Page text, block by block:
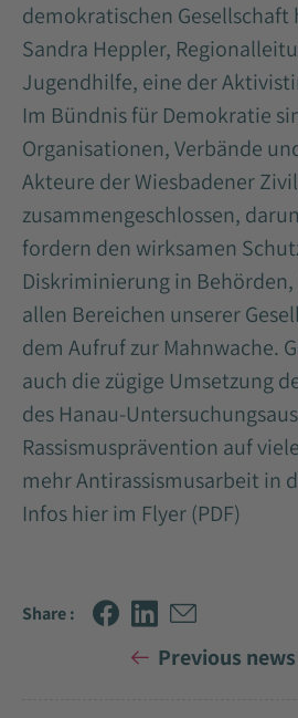
demokratischen Gesellschaft
Sandra Heppler,
Jugendhilfe, eine der
Im Bündnis für Demokratie
Organisationen, Verbände
Akteure der Wiesbadener
zusammengeschlossen,
fordern den wirksamen
Diskriminierung in
allen Bereichen unserer
dem Aufruf zur Mahnwache.
auch die zügige Umsetzung
des Hanau-
Rassismusprävention auf
mehr Antirassismusarbeit in
Infos hier im Flyer (PDF)
Share :
Previous news